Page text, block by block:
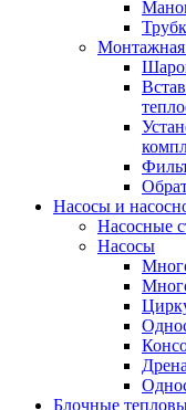
Монтажная
Насосы и
Насосные
Насосы
Блочные